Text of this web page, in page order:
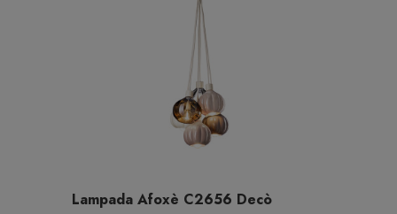
Lampada Afoxè C2656 Decò